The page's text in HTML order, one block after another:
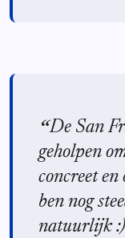
De San
geholpen
concreet
ben nog
natuurlijk :)